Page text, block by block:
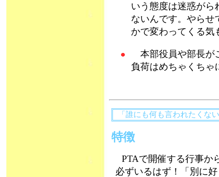
いう態度は迷惑がら
ないんです。やらせ
かで変わってくる
本部役員や部長が
負荷はめちゃくちゃ
「誰にも何も言われたくな
特徴
PTAで開催する行事か
必ずいるはず！「別に